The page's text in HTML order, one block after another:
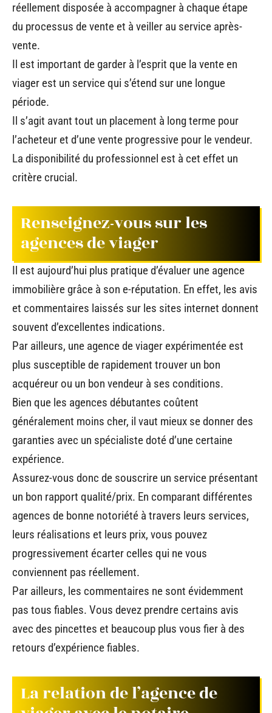
réellement disposée à accompagner à chaque étape
du processus de vente et à veiller au service après-
vente.
Il est important de garder à l’esprit que la vente en
viager est un service qui s’étend sur une longue
période.
Il s’agit avant tout un placement à long terme pour
l’acheteur et d’une vente progressive pour le vendeur.
La disponibilité du professionnel est à cet effet un
critère crucial.
Renseignez-vous sur les
agences de viager
Il est aujourd’hui plus pratique d’évaluer une agence
immobilière grâce à son e-réputation. En effet, les avis
et commentaires laissés sur les sites internet donnent
souvent d’excellentes indications.
Par ailleurs, une agence de viager expérimentée est
plus susceptible de rapidement trouver un bon
acquéreur ou un bon vendeur à ses conditions.
Bien que les agences débutantes coûtent
généralement moins cher, il vaut mieux se donner des
garanties avec un spécialiste doté d’une certaine
expérience.
Assurez-vous donc de souscrire un service présentant
un bon rapport qualité/prix. En comparant différentes
agences de bonne notoriété à travers leurs services,
leurs réalisations et leurs prix, vous pouvez
progressivement écarter celles qui ne vous
conviennent pas réellement.
Par ailleurs, les commentaires ne sont évidemment
pas tous fiables. Vous devez prendre certains avis
avec des pincettes et beaucoup plus vous fier à des
retours d’expérience fiables.
La relation de l’agence de